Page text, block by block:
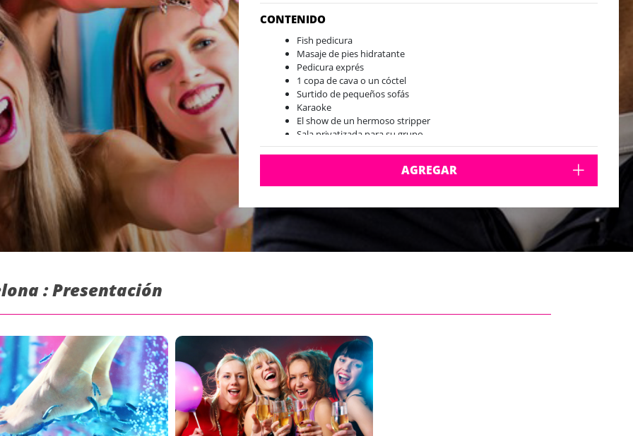
CONTENIDO
Fish pedicura
Masaje de pies hidratante
Pedicura exprés
1 copa de cava o un cóctel
Surtido de pequeños sofás
Karaoke
El show de un hermoso stripper
Sala privatizada para su grupo
AGREGAR
: Presentación